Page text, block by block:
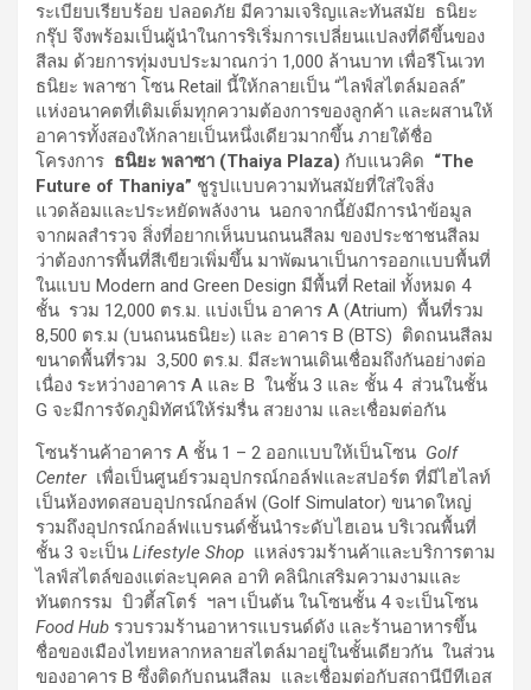
ระเบียบเรียบร้อย ปลอดภัย มีความเจริญและทันสมัย ธนิยะ
กรุ๊ป จึงพร้อมเป็นผู้นำในการริเริ่มการเปลี่ยนแปลงที่ดีขึ้นของ
สีลม ด้วยการทุ่มงบประมาณกว่า 1,000 ล้านบาท เพื่อรีโนเวท
ธนิยะ พลาซา โซน Retail นี้ให้กลายเป็น “ไลฟ์สไตล์มอลล์”
แห่งอนาคตที่เติมเต็มทุกความต้องการของลูกค้า และผสานให้
อาคารทั้งสองให้กลายเป็นหนึ่งเดียวมากขึ้น ภายใต้ชื่อ
โครงการ ธนิยะ พลาซา (Thaiya Plaza) กับแนวคิด “The
Future of Thaniya” ชูรูปแบบความทันสมัยที่ใส่ใจสิ่ง
แวดล้อมและประหยัดพลังงาน นอกจากนี้ยังมีการนำข้อมูล
จากผลสำรวจ สิ่งที่อยากเห็นบนถนนสีลม ของประชาชนสีลม
ว่าต้องการพื้นที่สีเขียวเพิ่มขึ้น มาพัฒนาเป็นการออกแบบพื้นที่
ในแบบ Modern and Green Design มีพื้นที่ Retail ทั้งหมด 4
ชั้น รวม 12,000 ตร.ม. แบ่งเป็น อาคาร A (Atrium) พื้นที่รวม
8,500 ตร.ม (บนถนนธนิยะ) และ อาคาร B (BTS) ติดถนนสีลม
ขนาดพื้นที่รวม 3,500 ตร.ม. มีสะพานเดินเชื่อมถึงกันอย่างต่อ
เนื่อง ระหว่างอาคาร A และ B ในชั้น 3 และ ชั้น 4 ส่วนในชั้น
G จะมีการจัดภูมิทัศน์ให้ร่มรื่น สวยงาม และเชื่อมต่อกัน
โซนร้านค้าอาคาร A ชั้น 1 – 2 ออกแบบให้เป็นโซน Golf
Centerเพื่อเป็นศูนย์รวมอุปกรณ์กอล์ฟและสปอร์ต ที่มีไฮไลท์
เป็นห้องทดสอบอุปกรณ์กอล์ฟ (Golf Simulator) ขนาดใหญ่
รวมถึงอุปกรณ์กอล์ฟแบรนด์ชั้นนำระดับไฮเอน บริเวณพื้นที่
ชั้น 3 จะเป็น Lifestyle Shop แหล่งรวมร้านค้าและบริการตาม
ไลฟ์สไตล์ของแต่ละบุคคล อาทิ คลินิกเสริมความงามและ
ทันตกรรม บิวตี้สโตร์ ฯลฯ เป็นต้น ในโซนชั้น 4 จะเป็นโซน
Food Hub รวบรวมร้านอาหารแบรนด์ดัง และร้านอาหารขึ้น
ชื่อของเมืองไทยหลากหลายสไตล์มาอยู่ในชั้นเดียวกัน ในส่วน
ของอาคาร B ซึ่งติดกับถนนสีลม และเชื่อมต่อกับสถานีบีทีเอส